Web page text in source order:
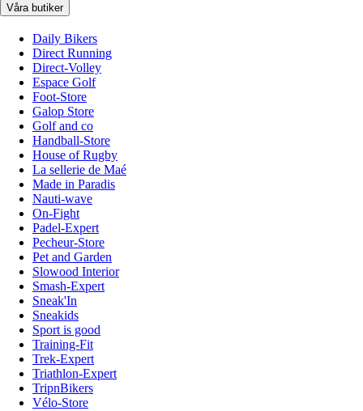
Våra butiker
Daily Bikers
Direct Running
Direct-Volley
Espace Golf
Foot-Store
Galop Store
Golf and co
Handball-Store
House of Rugby
La sellerie de Maé
Made in Paradis
Nauti-wave
On-Fight
Padel-Expert
Pecheur-Store
Pet and Garden
Slowood Interior
Smash-Expert
Sneak'In
Sneakids
Sport is good
Training-Fit
Trek-Expert
Triathlon-Expert
TripnBikers
Vélo-Store